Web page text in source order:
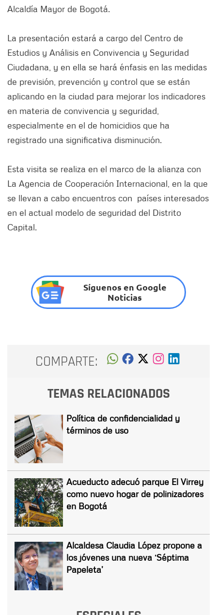
Alcaldía Mayor de Bogotá.
La presentación estará a cargo del Centro de
Estudios y Análisis en Convivencia y Seguridad
Ciudadana, y en ella se hará énfasis en las medidas
de previsión, prevención y control que se están
aplicando en la ciudad para mejorar los indicadores
en materia de convivencia y seguridad,
especialmente en el de homicidios que ha
registrado una significativa disminución.
Esta visita se realiza en el marco de la alianza con
La Agencia de Cooperación Internacional, en la que
se llevan a cabo encuentros con países interesados
en el actual modelo de seguridad del Distrito
Capital.
Síguenos en Google
Noticias
COMPARTE:
TEMAS RELACIONADOS
Política de confidencialidad y
términos de uso
Acueducto adecuó parque El Virrey
como nuevo hogar de polinizadores
en Bogotá
Alcaldesa Claudia López propone a
los jóvenes una nueva ‘Séptima
Papeleta’